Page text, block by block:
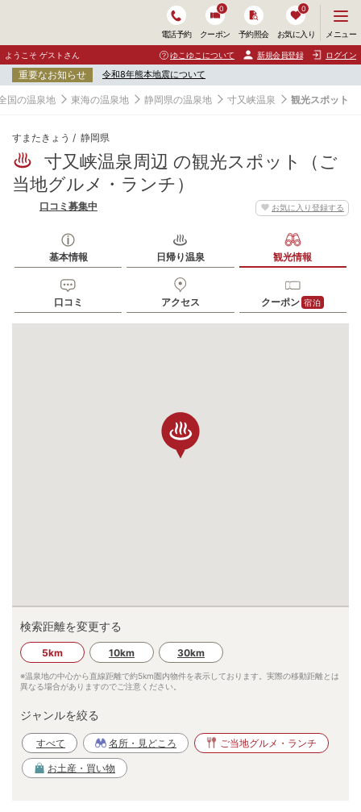
電話予約 クーポン
0
予約照会 お気に入り
0
ニ
ュ
ー
開
く
メニュー
ようこそ ゲストさん ゆこゆこについて 新規会員登録 ログイン
重要なお知らせ 令和8年熊本地震について
国の温泉地 東海の温泉地 静岡県の温泉地 寸又峡温泉 観光スポット
すまたきょう 静岡県
寸又峡温泉周辺 の観光スポット（ご
当地グルメ・ランチ）
お気に入り登録する
口コミ募集中
基本情報 日帰り温泉 観光情報
口コミ アクセス クーポン 宿泊
検索距離を変更する
5km 10km 30km
※温泉地の中心から直線距離で約5km圏内物件を表示しております。実際の移動距離とは
異なる場合がありますのでご注意ください。
ジャンルを絞る
すべて 名所・見どころ ご当地グルメ・ランチ
お土産・買い物